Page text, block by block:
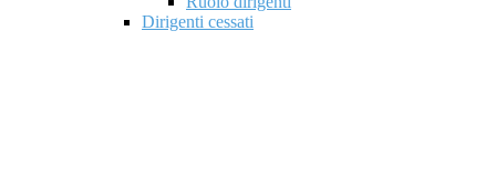
Dirigenti cessati